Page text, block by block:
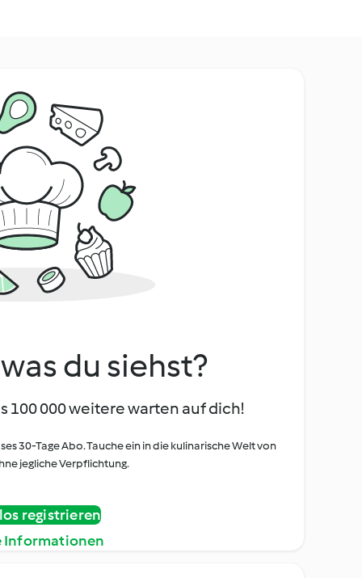
du siehst?
100 000 weitere warten auf dich!
30-Tage Abo. Tauche ein in die kulinarische Welt von
jegliche Verpflichtung.
registrieren
Informationen